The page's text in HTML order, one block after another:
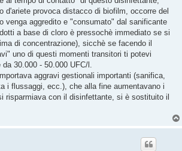
d'ariete provoca distacco di biofilm, occorre del
venga aggredito e "consumato" dal sanificante
a base di cloro è pressochè immediato se si
di concentrazione), sicchè se facendo il
uno di questi momenti transitori ti potevi
30.000 - 50.000 UFC/l.
aggravi gestionali importanti (sanifica,
i flussaggi, ecc.), che alla fine aumentavano i
risparmiava con il disinfettante, si è sostituito il